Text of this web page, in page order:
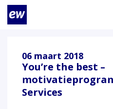
06 maart 2018
You’re the best –
Services